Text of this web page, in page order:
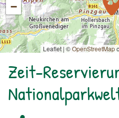
−
Leaflet | ©OpenStreetMap
Zeit-